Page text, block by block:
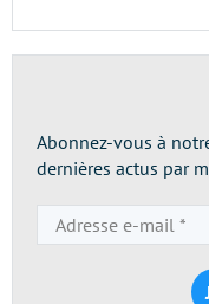
Abonnez-vous à
dernières actus par